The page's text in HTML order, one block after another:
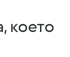
което